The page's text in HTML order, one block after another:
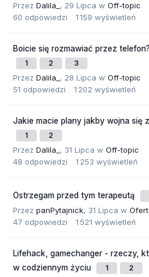
Przez Dalila_ , 29 Lipca w Off-topic
60 odpowiedzi 1 159 wyświetleń
Boicie się rozmawiać przez telefon?
1 2 3
Przez Dalila_ , 28 Lipca w Off-topic
51 odpowiedzi 1 202 wyświetleń
Jakie macie plany jakby wojna się
1 2
Przez Dalila_ , 31 Lipca w Off-topic
48 odpowiedzi 1 253 wyświetleń
Ostrzegam przed tym terapeutą
Przez panPytajnick, 31 Lipca w
47 odpowiedzi 1 521 wyświetleń
Lifehack, gamechanger - rzeczy,
w codziennym życiu
1 2